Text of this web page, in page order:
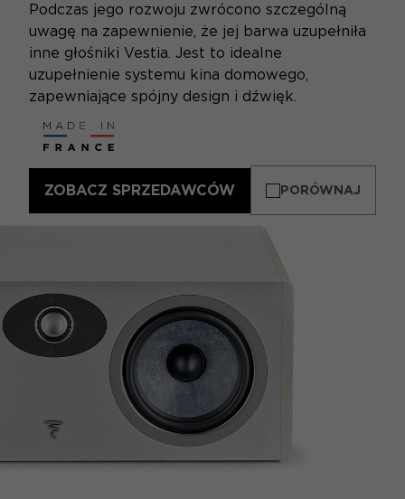
Podczas jego rozwoju zwrócono szczególną
uwagę na zapewnienie, że jej barwa uzupełniła
inne głośniki Vestia. Jest to idealne
uzupełnienie systemu kina domowego,
zapewniające spójny design i dźwięk.
ZOBACZ SPRZEDAWCÓW PORÓWNAJ